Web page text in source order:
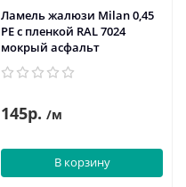
Ламель жалюзи Milan 0,45
PE с пленкой RAL 7024
мокрый асфальт
145р. /м
В корзину